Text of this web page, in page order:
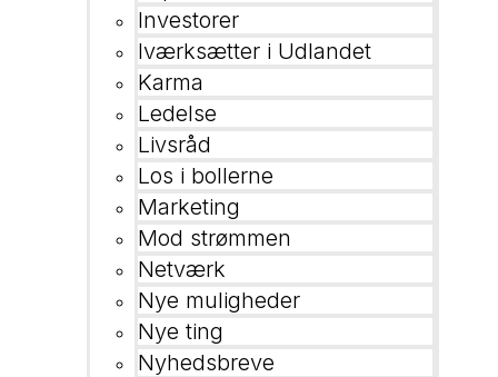
Investorer
Iværksætter i Udlandet
Karma
Ledelse
Livsråd
Los i bollerne
Marketing
Mod strømmen
Netværk
Nye muligheder
Nye ting
Nyhedsbreve